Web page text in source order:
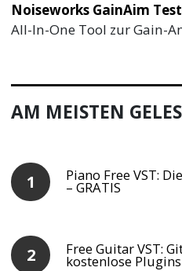
Noiseworks GainAim Test
All-In-One Tool zur Gain-
AM MEISTEN
Piano Free VST:
– GRATIS
Free Guitar VST:
kostenlose